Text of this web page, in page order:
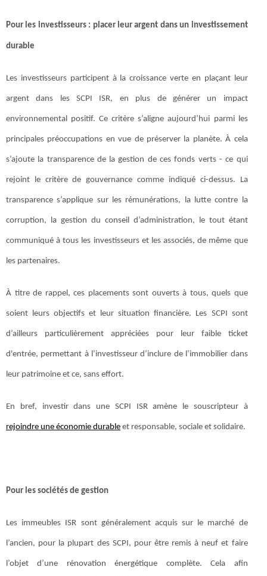
Pour les investisseurs : placer leur argent dans un investissement
durable
Les investisseurs participent à la croissance verte en plaçant leur
argent dans les SCPI ISR, en plus de générer un impact
environnemental positif. Ce critère s’aligne aujourd’hui parmi les
principales préoccupations en vue de préserver la planète. À cela
s’ajoute la transparence de la gestion de ces fonds verts - ce qui
rejoint le critère de gouvernance comme indiqué ci-dessus. La
transparence s’applique sur les rémunérations, la lutte contre la
corruption, la gestion du conseil d’administration, le tout étant
communiqué à tous les investisseurs et les associés, de même que
les partenaires.
À titre de rappel, ces placements sont ouverts à tous, quels que
soient leurs objectifs et leur situation financière. Les SCPI sont
d’ailleurs particulièrement appréciées pour leur faible ticket
d'entrée, permettant à l’investisseur d’inclure de l’immobilier dans
leur patrimoine et ce, sans effort.
En bref, investir dans une SCPI ISR amène le souscripteur à
rejoindre une économie durable et responsable, sociale et solidaire.
Pour les sociétés de gestion
Les immeubles ISR sont généralement acquis sur le marché de
l’ancien, pour la plupart des SCPI, pour être remis à neuf et faire
l’objet d’une rénovation énergétique complète. Cela afin